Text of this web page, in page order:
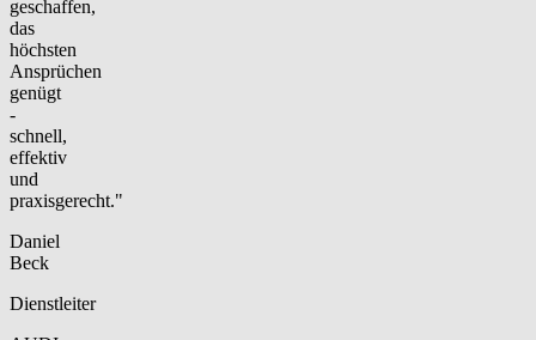
geschaffen,
das
höchsten
Ansprüchen
genügt
-
schnell,
effektiv
und
praxisgerecht."
Daniel
Beck
Dienstleiter